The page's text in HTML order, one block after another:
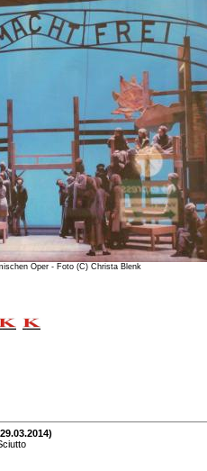
Oper - Foto (C) Christa Blenk